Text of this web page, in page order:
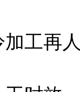
工再